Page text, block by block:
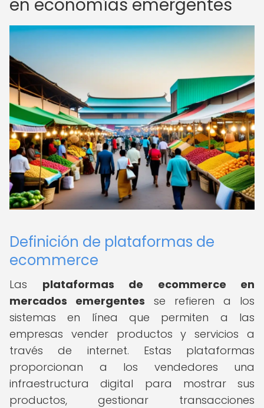
en economías emergentes
Definición de plataformas de
ecommerce
Las plataformas de ecommerce en
mercados emergentes se refieren a los
sistemas en línea que permiten a las
empresas vender productos y servicios a
través de internet. Estas plataformas
proporcionan a los vendedores una
infraestructura digital para mostrar sus
productos, gestionar transacciones